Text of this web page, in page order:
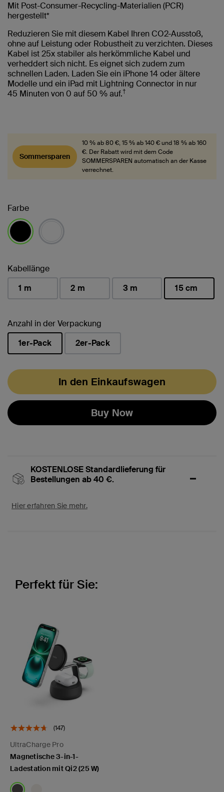
Mit Post-Consumer-Recycling-Materialien (PCR)
hergestellt*
Reduzieren Sie mit diesem Kabel Ihren CO2-Ausstoß,
ohne auf Leistung oder Robustheit zu verzichten. Dieses
Kabel ist 25x stabiler als herkömmliche Kabel und
verheddert sich nicht. Es eignet sich zudem zum
schnellen Laden. Laden Sie ein iPhone 14 oder ältere
Modelle und ein iPad mit Lightning Connector in nur
45 Minuten von 0 auf 50 % auf.†
Sommersparen
10 % ab 80 €, 15 % ab 140 € und 18 % ab 160
€. Der Rabatt wird mit dem Code
SOMMERSPAREN automatisch an der Kasse
verrechnet.
Farbe
Kabellänge
1 m
2 m 3 m
15 cm
Anzahl in der Verpackung
1er-Pack
2er-Pack
In den Einkaufswagen
Buy Now
KOSTENLOSE Standardlieferung für
Bestellungen ab 40 €.
Hier erfahren Sie mehr.
Perfekt für Sie:
(147)
UltraCharge Pro
Magnetische 3-in-1-
Ladestation mit Qi2 (25 W)